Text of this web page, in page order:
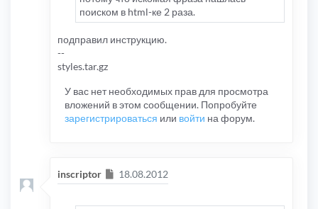
поиском в html-ке 2 раза.
подправил инструкцию.
--
styles.tar.gz
У вас нет необходимых прав для просмотра
вложений в этом сообщении. Попробуйте
зарегистрироваться или войти на форум.
inscriptor Сообщение
18.08.2012